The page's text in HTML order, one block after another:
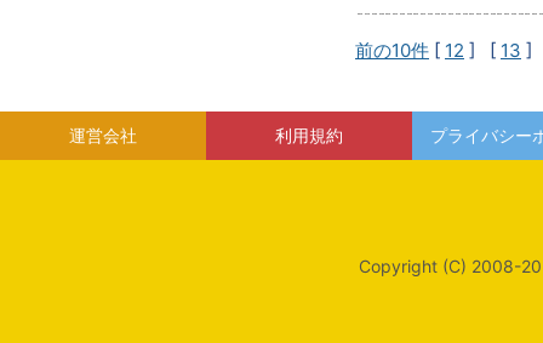
前の10件 [ 12 ] [ 13 ]
運営会社 利用規約 プライバシー
Copyright (C) 2008-